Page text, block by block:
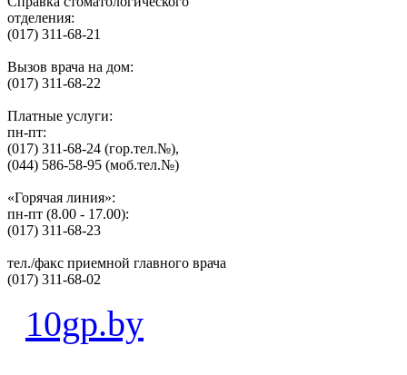
отделения:
(017) 311-68-21
Вызов врача на дом:
(017) 311-68-22
Платные услуги:
пн-пт:
(017) 311-68-24 (гор.тел.№),
(044) 586-58-95 (моб.тел.№)
«Горячая линия»:
пн-пт (8.00 - 17.00):
(017) 311-68-23
тел./факс приемной главного врача
(017) 311-68-02
10gp.by